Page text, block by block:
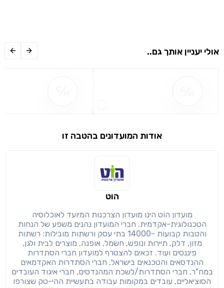
שיתוף
שימו לב!
מימוש הטבה זו ניתן רק לחברי
הבנתי, המשך לאתר
אולי יעניין אותך גם..
אודות המועדונים בהטבה זו
הוט
מועדון הוֹט הינו מועדון הצרכנות המיועד לאוכלוסיה
הטכנולוגית-אקדמית. חברי המועדון נהנים משפע של הנחות
והטבות קבועות -14000 בתי עסק ורשתות מובילות: רשתות
מזון, דלק, תיירות ונופש, חשמל, אופנה, מוצרים לבית ולגן,
פיננסים ועוד. זכאים להצטרף למועדון חברי הסתדרות
ההנדסאים והטכנאים בישראל, חברי הסתדרות האקדמאים
במח"ר, חברי הסתדרות/לשכת המהנדסים, חברי איגוד העובדים
הסוציאליים, עובדים במקומות עבודה בתעשיית ההי-טק שצורפו